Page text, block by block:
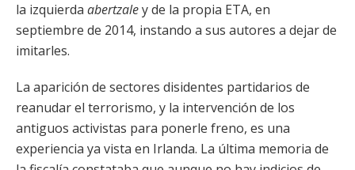
la izquierda abertzaley de la propia ETA, en
septiembre de 2014, instando a sus autores a dejar de
imitarles.
La aparición de sectores disidentes partidarios de
reanudar el terrorismo, y la intervención de los
antiguos activistas para ponerle freno, es una
experiencia ya vista en Irlanda. La última memoria de